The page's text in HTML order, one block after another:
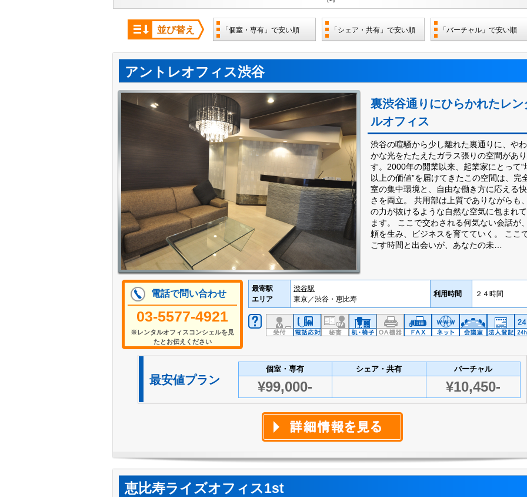
並び替え 「個室・専有」で安い順 「シェア・共有」で安い順 「バーチャル」で安い順
アントレオフィス渋谷
裏渋谷通りにひらかれたレン
ルオフィス
渋谷の喧騒から少し離れた裏通りに、や
かな光をたたえたガラス張りの空間があ
す。2000年の開業以来、起業家にとって“
以上の価値”を届けてきたこの空間は、完
室の集中環境と、自由な働き方に応える
さを両立。 共用部は上質でありながらも
の力が抜けるような自然な空気に包まれ
ます。 ここで交わされる何気ない会話が
頼を生み、ビジネスを育てていく。 ここ
ごす時間と出会いが、あなたの未…
電話で問い合わせ
03-5577-4921
※レンタルオフィスコンシェルを見
たとお伝えください
最寄駅
エリア
渋谷駅
東京／渋谷・恵比寿
利用時間 ２４時間
最安値プラン
個室・専有 シェア・共有 バーチャル
¥99,000- ¥10,450-
恵比寿ライズオフィス1st